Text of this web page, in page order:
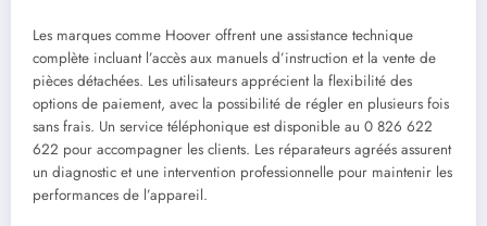
Les marques comme Hoover offrent une assistance technique
complète incluant l’accès aux manuels d’instruction et la vente de
pièces détachées. Les utilisateurs apprécient la flexibilité des
options de paiement, avec la possibilité de régler en plusieurs fois
sans frais. Un service téléphonique est disponible au 0 826 622
622 pour accompagner les clients. Les réparateurs agréés assurent
un diagnostic et une intervention professionnelle pour maintenir les
performances de l’appareil.